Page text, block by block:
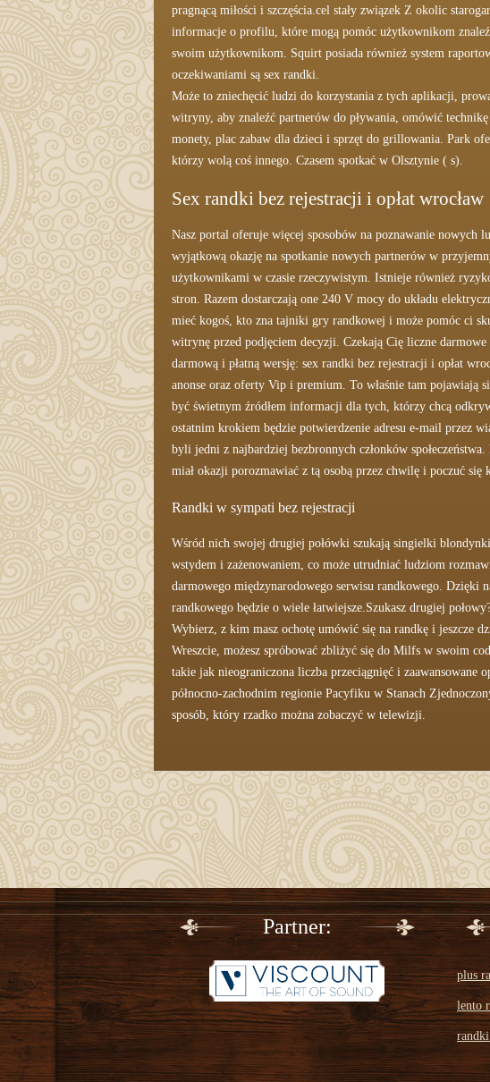
pragnącą miłości i szczęścia.cel stały związek Z okolic
informacje o profilu, które mogą pomóc użytkownikom
swoim użytkownikom. Squirt posiada również system
oczekiwaniami są sex randki.
Może to zniechęcić ludzi do korzystania z tych aplikacji,
witryny, aby znaleźć partnerów do pływania, omówić
monety, plac zabaw dla dzieci i sprzęt do grillowania. Park
którzy wolą coś innego. Czasem spotkać w Olsztynie ( s).
Sex randki bez rejestracji i opłat wrocław
Nasz portal oferuje więcej sposobów na poznawanie
wyjątkową okazję na spotkanie nowych partnerów w
użytkownikami w czasie rzeczywistym. Istnieje również
stron. Razem dostarczają one 240 V mocy do układu
mieć kogoś, kto zna tajniki gry randkowej i może pomóc ci
witrynę przed podjęciem decyzji. Czekają Cię liczne
darmową i płatną wersję: sex randki bez rejestracji i opłat
anonse oraz oferty Vip i premium. To właśnie tam pojawiają
być świetnym źródłem informacji dla tych, którzy chcą
ostatnim krokiem będzie potwierdzenie adresu e-mail przez
byli jedni z najbardziej bezbronnych członków
miał okazji porozmawiać z tą osobą przez chwilę i poczuć
Randki w sympati bez rejestracji
Wśród nich swojej drugiej połówki szukają singielki
wstydem i zażenowaniem, co może utrudniać ludziom
darmowego międzynarodowego serwisu randkowego. Dzięki
randkowego będzie o wiele łatwiejsze.Szukasz drugiej
Wybierz, z kim masz ochotę umówić się na randkę i jeszcze
Wreszcie, możesz spróbować zbliżyć się do Milfs w swoim
takie jak nieograniczona liczba przeciągnięć i zaawansowane
północno-zachodnim regionie Pacyfiku w Stanach
sposób, który rzadko można zobaczyć w telewizji.
Partner:
plus
lento